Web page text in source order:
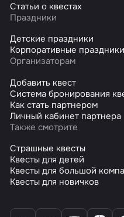
Статьи о квестах
Праздники
Детские праздники
Корпоративные праздники
Организаторам
Добавить квест
Система бронирования
Как стать партнером
Личный кабинет партнера
Также смотрите
Страшные квесты
Квесты для детей
Квесты для большой
Квесты для новичков